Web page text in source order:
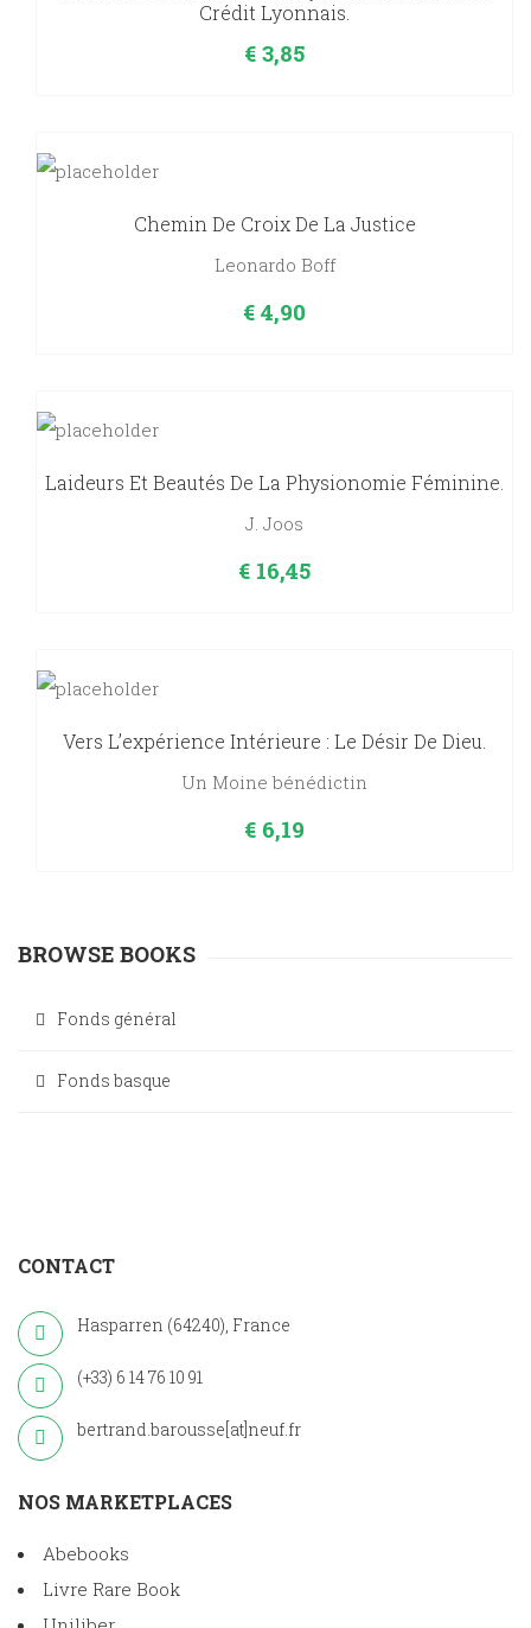
Crédit Lyonnais.
€ 3,85
Chemin De Croix De La Justice
Leonardo Boff
€ 4,90
Laideurs Et Beautés De La Physionomie Féminine.
J. Joos
€ 16,45
Vers L’expérience Intérieure : Le Désir De Dieu.
Un Moine bénédictin
€ 6,19
BROWSE BOOKS
Fonds général
Fonds basque
CONTACT
Hasparren (64240), France
(+33) 6 14 76 10 91
bertrand.barousse[at]neuf.fr
NOS MARKETPLACES
Abebooks
Livre Rare Book